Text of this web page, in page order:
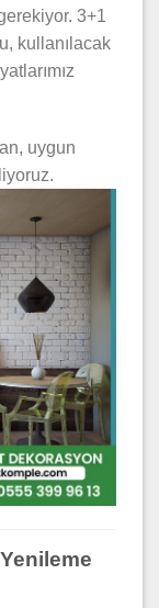
3+1
kullanılacak
uygun